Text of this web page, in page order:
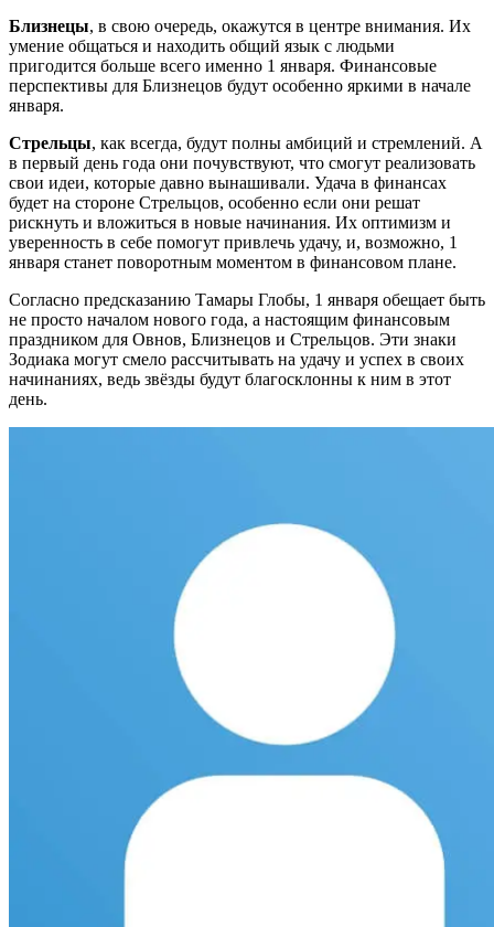
Близнецы, в свою очередь, окажутся в центре внимания. Их
умение общаться и находить общий язык с людьми
пригодится больше всего именно 1 января. Финансовые
перспективы для Близнецов будут особенно яркими в начале
января.
Стрельцы, как всегда, будут полны амбиций и стремлений. А
в первый день года они почувствуют, что смогут реализовать
свои идеи, которые давно вынашивали. Удача в финансах
будет на стороне Стрельцов, особенно если они решат
рискнуть и вложиться в новые начинания. Их оптимизм и
уверенность в себе помогут привлечь удачу, и, возможно, 1
января станет поворотным моментом в финансовом плане.
Согласно предсказанию Тамары Глобы, 1 января обещает быть
не просто началом нового года, а настоящим финансовым
праздником для Овнов, Близнецов и Стрельцов. Эти знаки
Зодиака могут смело рассчитывать на удачу и успех в своих
начинаниях, ведь звёзды будут благосклонны к ним в этот
день.